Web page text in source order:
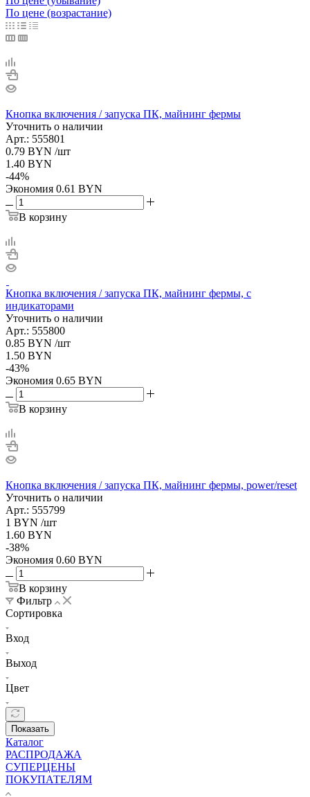
По цене (возрастание)
Кнопка включения / запуска ПК, майнинг фермы
Уточнить о наличии
Арт.: 555801
0.79 BYN /шт
1.40 BYN
-44%
Экономия 0.61 BYN
В корзину
Кнопка включения / запуска ПК, майнинг фермы, с
индикаторами
Уточнить о наличии
Арт.: 555800
0.85 BYN /шт
1.50 BYN
-43%
Экономия 0.65 BYN
В корзину
Кнопка включения / запуска ПК, майнинг фермы, power/reset
Уточнить о наличии
Арт.: 555799
1 BYN /шт
1.60 BYN
-38%
Экономия 0.60 BYN
В корзину
Фильтр
Сортировка
Вход
Выход
Цвет
Показать
Каталог
РАСПРОДАЖА
СУПЕРЦЕНЫ
ПОКУПАТЕЛЯМ